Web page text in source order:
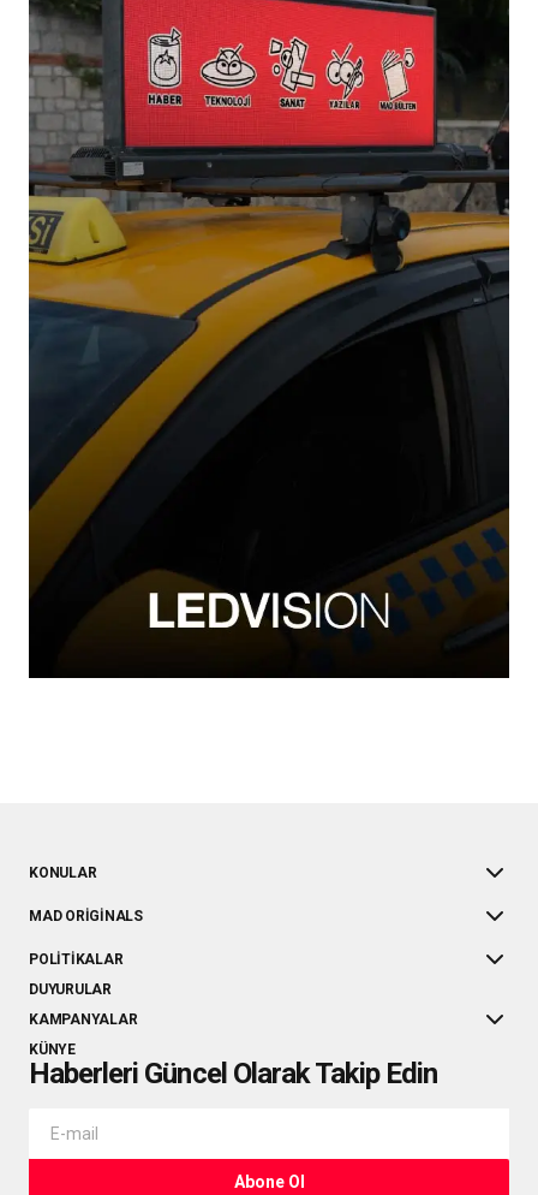
KONULAR
MAD ORIGINALS
POLITIKALAR
DUYURULAR
KAMPANYALAR
KÜNYE
Haberleri Güncel Olarak Takip Edin
Abone Ol